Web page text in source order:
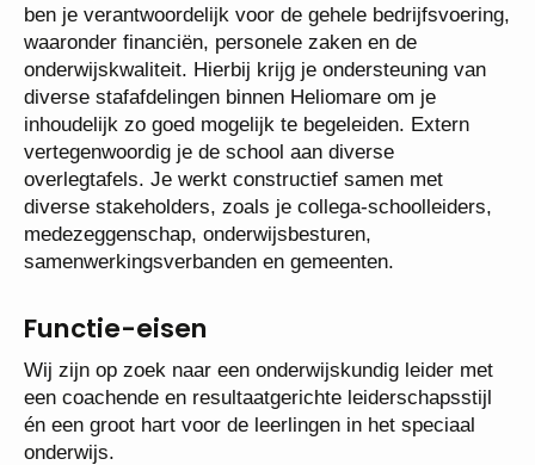
Ook ben je verantwoordelijk voor de gehele
bedrijfsvoering, waaronder financiën, personele
zaken en de onderwijskwaliteit. Hierbij krijg je
ondersteuning van diverse stafafdelingen binnen
Heliomare om je inhoudelijk zo goed mogelijk te
begeleiden. Extern vertegenwoordig je de school
aan diverse overlegtafels. Je werkt constructief
samen met diverse stakeholders, zoals je collega-
schoolleiders, medezeggenschap,
onderwijsbesturen, samenwerkingsverbanden en
Functie-eisen
Wij zijn op zoek naar een onderwijskundig leider met
een coachende en resultaatgerichte leiderschapsstijl
én een groot hart voor de leerlingen in het speciaal